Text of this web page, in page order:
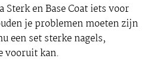
Sterk en Base Coat iets voor
je problemen moeten zijn
een set sterke nagels,
vooruit kan.